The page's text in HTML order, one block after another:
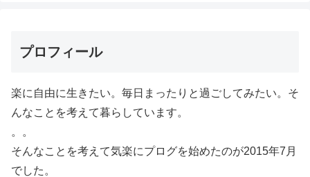
プロフィール
楽に自由に生きたい。毎日まったりと過ごしてみたい。そ
んなことを考えて暮らしています。
。。
そんなことを考えて気楽にプログを始めたのが2015年7月
でした。